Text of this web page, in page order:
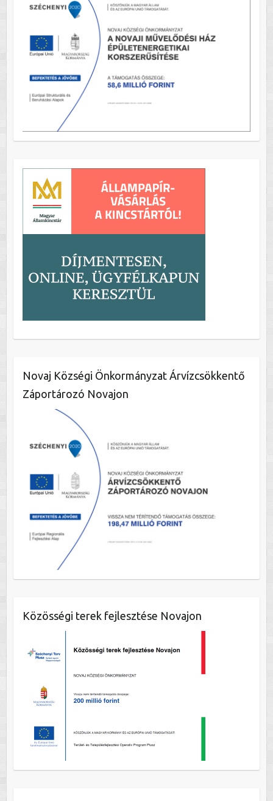
Novaj Községi Önkormányzat Árvízcsökkentő
Záportározó Novajon
Közösségi terek fejlesztése Novajon